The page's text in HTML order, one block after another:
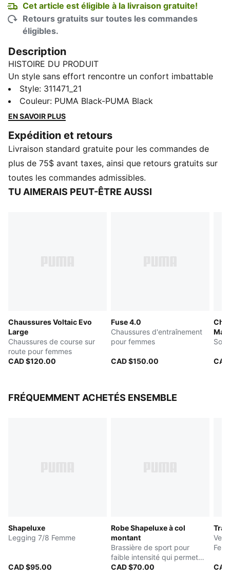
Cet article est éligible à la livraison gratuite!
Retours gratuits sur toutes les commandes
éligibles.
Description
HISTOIRE DU PRODUIT
Un style sans effort rencontre un confort imbattable
avec ces chaussures à enfiler. Dotées d'un amorti
SOFTRIDE, d'une semelle intérieure SOFTFOAM+ et
d'une traction en caoutchouc zonée, ces chaussures
détails haut de gamme et une bande élastique
asymétrique ajoutent une touche sophistiquée à
chaque pas.
CARACTÉRISTIQUES ET AVANTAGES
SOFTFOAM+ : Une semelle intérieure confortable
Style: 311471_21
Couleur: PUMA Black-PUMA Black
EN SAVOIR PLUS
Expédition et retours
Livraison standard gratuite pour les commandes de
plus de 75$ avant taxes, ainsi que retours gratuits sur
toutes les commandes admissibles.
TU AIMERAIS PEUT-ÊTRE AUSSI
Chaussures Voltaic Evo
Large
Chaussures de course sur
route pour femmes
CAD $120.00
Fuse 4.0
Chaussures d'entraînement
pour femmes
CAD $150.00
FRÉQUEMMENT ACHETÉS ENSEMBLE
Shapeluxe
Legging 7/8 Femme
CAD $95.00
Robe Shapeluxe à col
montant
Brassière de sport pour
faible intensité qui permet
d'évacuer l'humidité
CAD $70.00